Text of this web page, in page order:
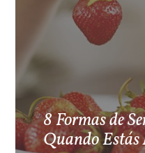
8 Formas de
Quando